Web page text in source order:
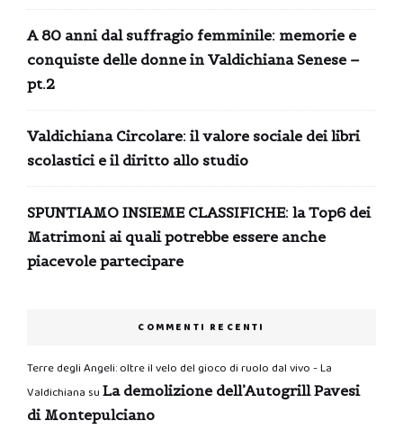
A 80 anni dal suffragio femminile: memorie e
conquiste delle donne in Valdichiana Senese –
pt.2
Valdichiana Circolare: il valore sociale dei libri
scolastici e il diritto allo studio
SPUNTIAMO INSIEME CLASSIFICHE: la Top6 dei
Matrimoni ai quali potrebbe essere anche
piacevole partecipare
COMMENTI RECENTI
Terre degli Angeli: oltre il velo del gioco di ruolo dal vivo - La
Valdichiana su La demolizione dell’Autogrill Pavesi
di Montepulciano